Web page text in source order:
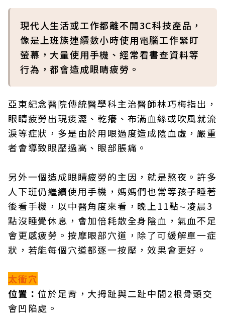
現代人生活或工作都離不開3C科技產品，
像是上班族連續數小時使用電腦工作緊盯
螢幕，大量使用手機、經常看書查資料等
行為，都會造成眼睛疲勞。
亞東紀念醫院傳統醫學科主治醫師林巧梅指出，
眼睛疲勞出現痠澀、乾癢、布滿血絲或吹風就流
淚等症狀，多是由於用眼過度造成陰血虛，嚴重
者會導致眼壓過高、眼部脹痛。
另外一個造成眼睛疲勞的主因，就是熬夜。許多
人下班仍繼續使用手機，媽媽們也常等孩子睡著
後看手機，以中醫角度來看，晚上11點∼凌晨3
點沒睡覺休息，會加倍耗散全身陰血，氣血不足
會更感疲勞。按摩眼部穴道，除了可緩解單一症
狀，若能每個穴道都逐一按壓，效果會更好。
太衝穴
位置：位於足背，大拇趾與二趾中間2根骨頭交
會凹陷處。